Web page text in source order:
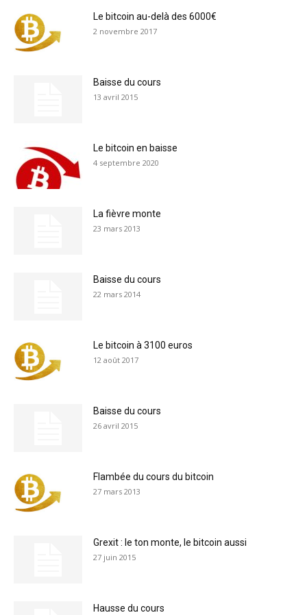
Le bitcoin au-delà des 6000€
2 novembre 2017
Baisse du cours
13 avril 2015
Le bitcoin en baisse
4 septembre 2020
La fièvre monte
23 mars 2013
Baisse du cours
22 mars 2014
Le bitcoin à 3100 euros
12 août 2017
Baisse du cours
26 avril 2015
Flambée du cours du bitcoin
27 mars 2013
Grexit : le ton monte, le bitcoin aussi
27 juin 2015
Hausse du cours